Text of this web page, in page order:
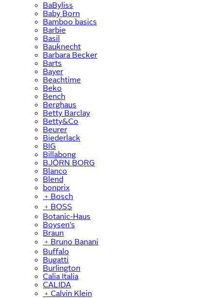
BaByliss
Baby Born
Bamboo basics
Barbie
Basil
Bauknecht
Barbara Becker
Barts
Bayer
Beachtime
Beko
Bench
Berghaus
Betty Barclay
Betty&Co
Beurer
Biederlack
BIG
Billabong
BJÖRN BORG
Blanco
Blend
bonprix
﹢ Bosch
﹢ BOSS
Botanic-Haus
Boysen's
Braun
﹢ Bruno Banani
Buffalo
Bugatti
Burlington
Calia Italia
CALIDA
﹢ Calvin Klein